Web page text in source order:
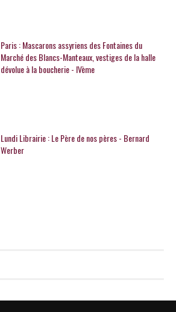
Paris : Mascarons assyriens des Fontaines du
Marché des Blancs-Manteaux, vestiges de la halle
dévolue à la boucherie - IVème
Lundi Librairie : Le Père de nos pères - Bernard
Werber